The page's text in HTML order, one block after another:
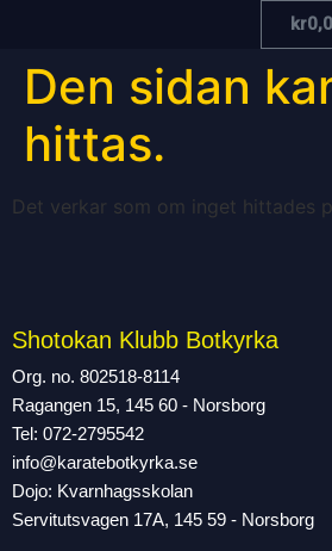
kr
Den sidan
hittas.
Det verkar som om inget hittades
Shotokan Klubb Botkyrka
Org. no. 802518-8114
Ragangen 15, 145 60 - Norsborg
Tel: 072-2795542
info@karatebotkyrka.se
Dojo: Kvarnhagsskolan
Servitutsvagen 17A, 145 59 - Norsborg